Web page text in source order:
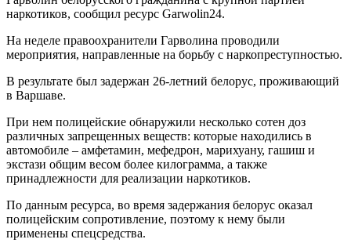
наркотиков, сообщил ресурс Garwolin24.
На неделе правоохранители Гарволина проводили
мероприятия, направленные на борьбу с наркопреступностью.
В результате был задержан 26-летний белорус, проживающий
в Варшаве.
При нем полицейские обнаружили несколько сотен доз
различных запрещенных веществ: которые находились в
автомобиле – амфетамин, мефедрон, марихуану, гашиш и
экстази общим весом более килограмма, а также
принадлежности для реализации наркотиков.
По данным ресурса, во время задержания белорус оказал
полицейским сопротивление, поэтому к нему были
применены спецсредства.